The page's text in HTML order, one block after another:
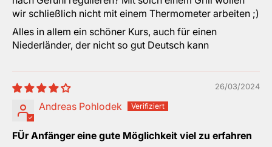
wir schließlich nicht mit einem Thermometer arbeiten ;)
Alles in allem ein schöner Kurs, auch für einen
Niederländer, der nicht so gut Deutsch kann
26/03/2024
Andreas Pohlodek
FÜr Anfänger eine gute Möglichkeit viel zu erfahren